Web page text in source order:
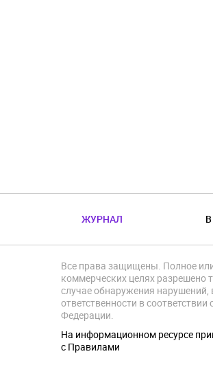
ЖУРНАЛ
Все права защищены. Полное
коммерческих целях разрешено
случае обнаружения
ответственности в
Федерации.
На информационном ресурсе
с Правилами